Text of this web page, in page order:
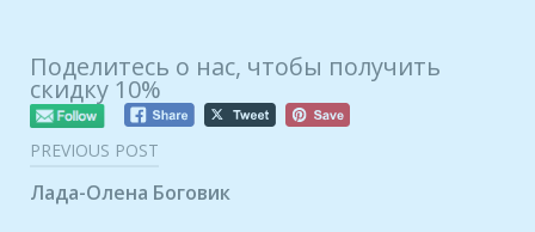
Поделитесь о нас, чтобы получить
скидку 10%
Навігація
записів
PREVIOUS POST
Лада-Олена Боговик